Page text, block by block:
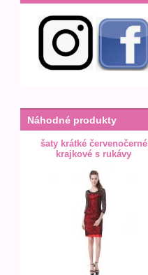
Náhodné produkty
šaty krátké červenočerné
krajkové s rukávy